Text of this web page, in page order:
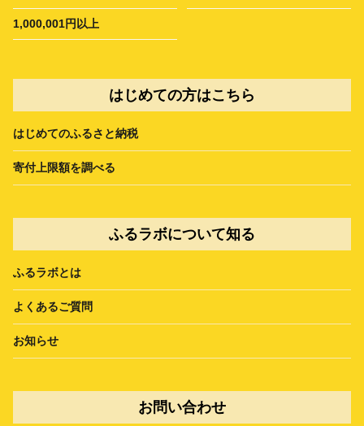
1,000,001円以上
はじめての方はこちら
はじめてのふるさと納税
寄付上限額を調べる
ふるラボについて知る
ふるラボとは
よくあるご質問
お知らせ
お問い合わせ